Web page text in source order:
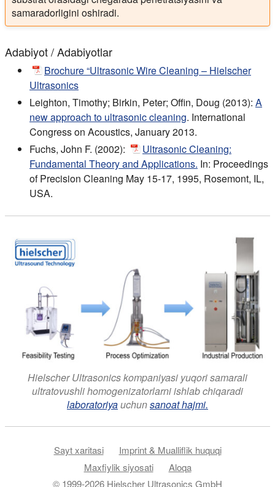
samaradorligini oshiradi.
Adabiyot / Adabiyotlar
Brochure “Ultrasonic Wire Cleaning – Hielscher
Ultrasonics
Leighton, Timothy; Birkin, Peter; Offin, Doug (2013): A
new approach to ultrasonic cleaning. International
Congress on Acoustics, January 2013.
Fuchs, John F. (2002):
Ultrasonic Cleaning:
Fundamental Theory and Applications. In: Proceedings
of Precision Cleaning May 15-17, 1995, Rosemont, IL,
USA.
Hielscher Ultrasonics kompaniyasi yuqori samarali
ultratovushli homogenizatorlarni ishlab chiqaradi
laboratoriyauchunsanoat hajmi.
Sayt xaritasi
Imprint & Mualliflik huquqi
Maxfiylik siyosati
Aloqa
© 1999-2026 Hielscher Ultrasonics GmbH